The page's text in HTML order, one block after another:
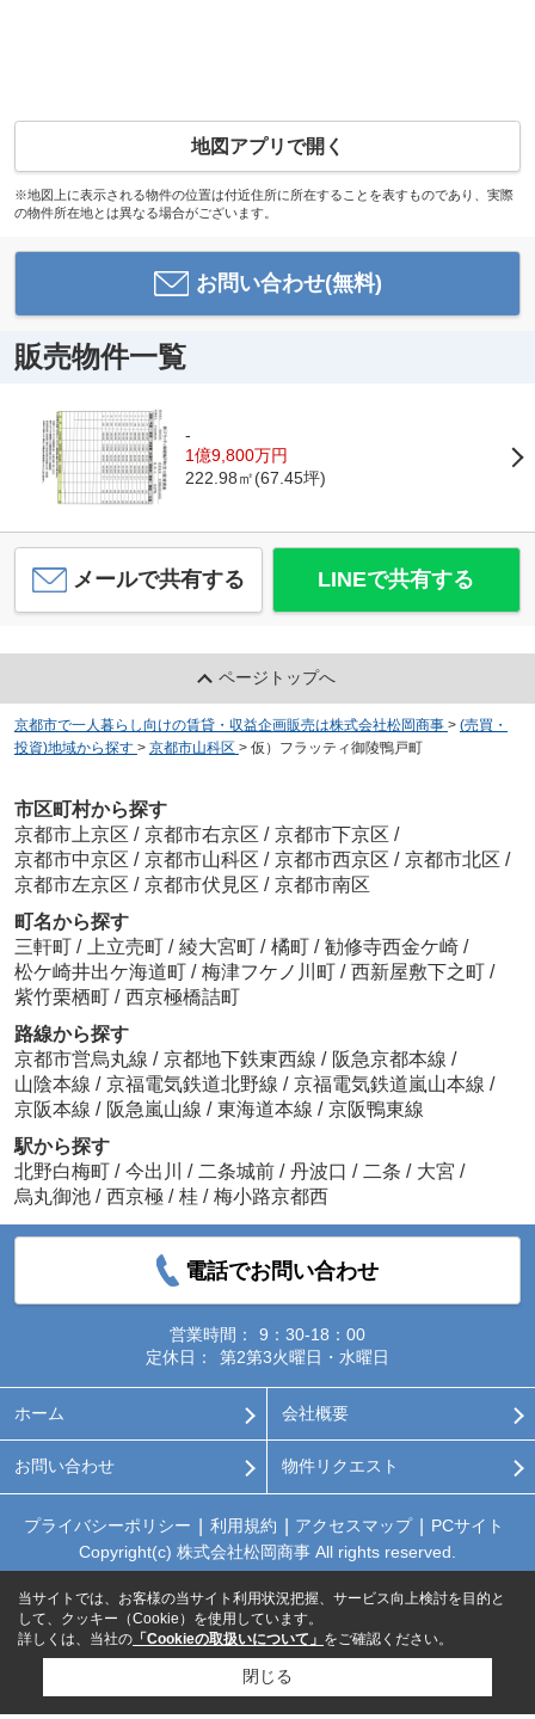
地図アプリで開く
※地図上に表示される物件の位置は付近住所に所在することを表すものであり、実際
の物件所在地とは異なる場合がございます。
お問い合わせ(無料)
販売物件一覧
-
1億9,800万円
222.98㎡(67.45坪)
メールで共有する LINEで共有する
ページトップへ
京都市で一人暮らし向けの賃貸・収益企画販売は株式会社松岡商事 > (売買・
投資)地域から探す > 京都市山科区 > 仮）フラッティ御陵鴨戸町
市区町村から探す
京都市上京区 / 京都市右京区 / 京都市下京区 /
京都市中京区 / 京都市山科区 / 京都市西京区 / 京都市北区 /
京都市左京区 / 京都市伏見区 / 京都市南区
町名から探す
三軒町 / 上立売町 / 綾大宮町 / 橘町 / 勧修寺西金ケ崎 /
松ケ崎井出ケ海道町 / 梅津フケノ川町 / 西新屋敷下之町 /
紫竹栗栖町 / 西京極橋詰町
路線から探す
京都市営烏丸線 / 京都地下鉄東西線 / 阪急京都本線 /
山陰本線 / 京福電気鉄道北野線 / 京福電気鉄道嵐山本線 /
京阪本線 / 阪急嵐山線 / 東海道本線 / 京阪鴨東線
駅から探す
北野白梅町 / 今出川 / 二条城前 / 丹波口 / 二条 / 大宮 /
烏丸御池 / 西京極 / 桂 / 梅小路京都西
電話でお問い合わせ
営業時間：
9：30-18：00
定休日：
第2第3火曜日・水曜日
ホーム 会社概要
お問い合わせ 物件リクエスト
プライバシーポリシー 利用規約 アクセスマップ
PCサイト
Copyright(c) 株式会社松岡商事 All rights reserved.
当サイトでは、お客様の当サイト利用状況把握、サービス向上検討を目的と
して、クッキー（Cookie）を使用しています。
詳しくは、当社の 「Cookieの取扱いについて」 をご確認ください。
閉じる